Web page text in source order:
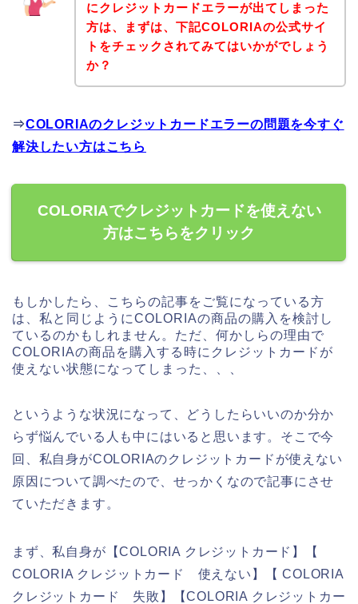
にクレジットカードエラーが出てしまった
方は、まずは、下記COLORIAの公式サイ
トをチェックされてみてはいかがでしょう
か？
⇒COLORIAのクレジットカードエラーの問題を今すぐ
解決したい方はこちら
COLORIAでクレジットカードを使えない
方はこちらをクリック
もしかしたら、こちらの記事をご覧になっている方
は、私と同じようにCOLORIAの商品の購入を検討し
ているのかもしれません。ただ、何かしらの理由で
COLORIAの商品を購入する時にクレジットカードが
使えない状態になってしまった、、、
というような状況になって、どうしたらいいのか分か
らず悩んでいる人も中にはいると思います。そこで今
回、私自身がCOLORIAのクレジットカードが使えない
原因について調べたので、せっかくなので記事にさせ
ていただきます。
まず、私自身が【COLORIA クレジットカード】【
COLORIA クレジットカード 使えない】【 COLORIA
クレジットカード 失敗】【COLORIA クレジットカー